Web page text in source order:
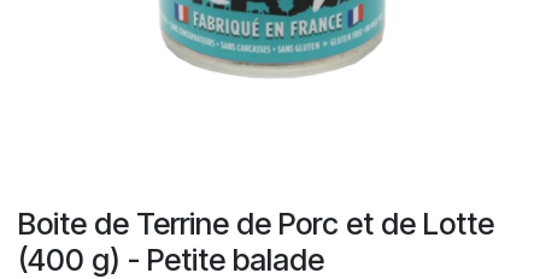
Boite de Terrine de Porc et de Lotte
(400 g) - Petite balade